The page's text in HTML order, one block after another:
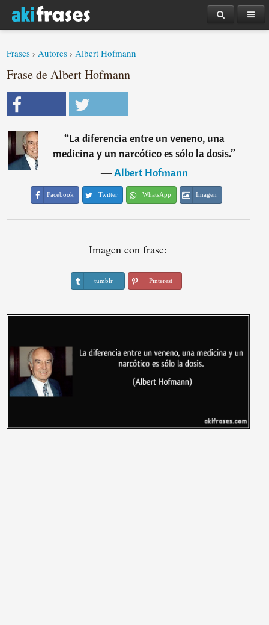
Frases ›Autores ›Albert Hofmann
Frase de Albert Hofmann
“La diferencia entre un veneno, una
medicina y un narcótico es sólo la dosis.”
―Albert Hofmann
Facebook Twitter WhatsApp Imagen
Imagen con frase:
tumblr Pinterest